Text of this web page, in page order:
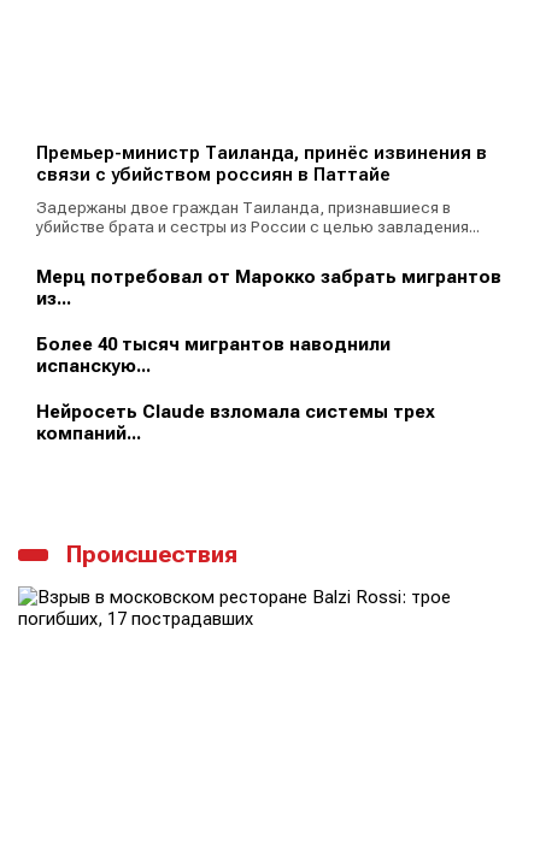
Премьер-министр Таиланда, принёс извинения в
связи с убийством россиян в Паттайе
Задержаны двое граждан Таиланда, признавшиеся в
убийстве брата и сестры из России с целью завладения...
Мерц потребовал от Марокко забрать мигрантов
из...
Более 40 тысяч мигрантов наводнили
испанскую...
Нейросеть Claude взломала системы трех
компаний...
Происшествия